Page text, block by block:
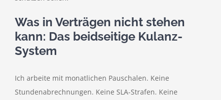
Was in Verträgen nicht stehen
kann: Das beidseitige Kulanz-
System
Ich arbeite mit monatlichen Pauschalen. Keine
Stundenabrechnungen. Keine SLA-Strafen. Keine